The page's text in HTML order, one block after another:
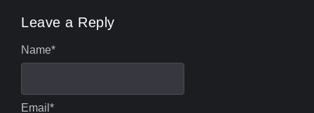
Leave a Reply
Name*
Email *